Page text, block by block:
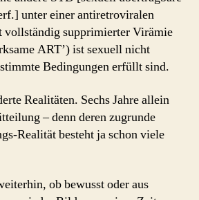
unter einer antiretroviralen
supprimierter Virämie
ART’) ist sexuell nicht
Bedingungen erfüllt sind.
Realitäten. Sechs Jahre allein
– denn deren zugrunde
Realität besteht ja schon viele
ob bewusst oder aus